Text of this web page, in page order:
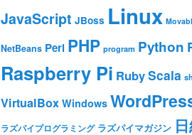
JavaScript JBoss Linux
NetBeans Perl PHP program Python
Raspberry Pi RubyScala
VirtualBox Windows
ラズパイプログラミング ラズパイマガジン